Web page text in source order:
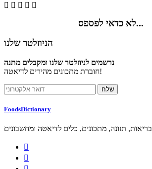
    
לא כדאי לפספס...
הניוזלטר שלנו
נרשמים לניוזלטר שלנו ומקבלים מתנה
חוברת מתכונים מהירים לדיאטה!
FoodsDictionary
בריאות, תזונה, מתכונים, כלים לדיאטה ומחשבונים

